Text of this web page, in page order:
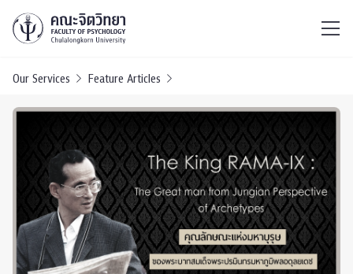
Our Services Feature Articles